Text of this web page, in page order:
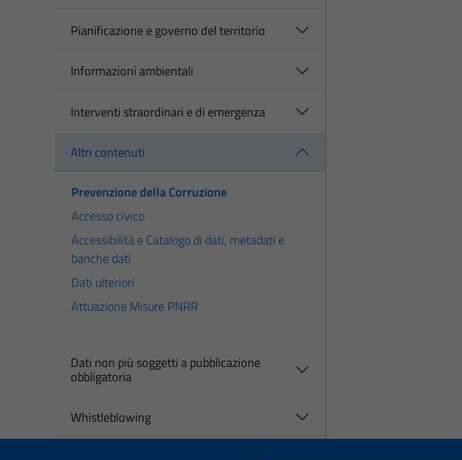
Pianificazione e governo del territorio
Informazioni ambientali
Interventi straordinari e di emergenza
Altri contenuti
Prevenzione della Corruzione
Accesso civico
Accessibilità e Catalogo di dati, metadati e
banche dati
Dati ulteriori
Attuazione Misure PNRR
Dati non più soggetti a pubblicazione
obbligatoria
Whistleblowing